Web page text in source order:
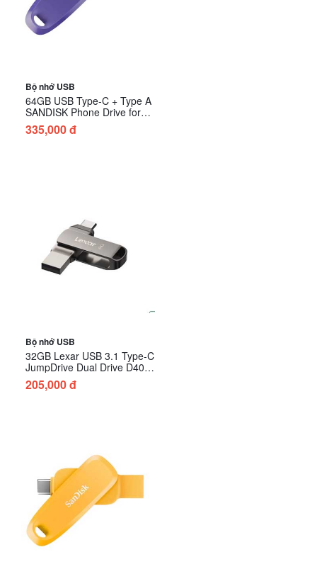
Bộ nhớ USB
64GB USB Type-C + Type A
SANDISK Phone Drive for
Android SDDDC6-064G-
G46PO - Màu Tím
335,000 đ
Bộ nhớ USB
32GB Lexar USB 3.1 Type-C
JumpDrive Dual Drive D400
LJDD400032G-BNQNG
205,000 đ